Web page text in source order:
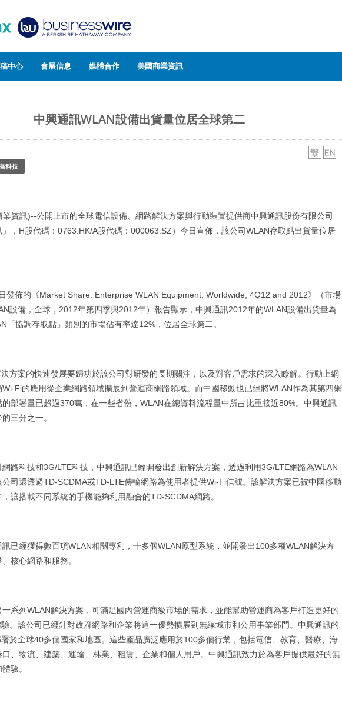
中心 會展信息 媒體合作 美國商業資訊
中興通訊WLAN設備出貨量位居全球第二
科技
資訊)--公開上市的全球電信設備、網路解決方案與行動裝置提供商中興通訊股份有限公司
」，H股代碼：0763.HK/A股代碼：000063.SZ）今日宣佈，該公司WLAN存取點出貨量位居
發佈的《Market Share: Enterprise WLAN Equipment, Worldwide, 4Q12 and 2012》（市場
設備，全球，2012年第四季與2012年）報告顯示，中興通訊2012年的WLAN設備出貨量為
「協調存取點」類別的市場佔有率達12%，位居全球第二。
方案的快速發展要歸功於該公司對研發的長期關注，以及對客戶需求的深入瞭解。行動上網
Fi的應用從企業網路領域擴展到營運商網路領域。而中國移動也已經將WLAN作為其第四網
部署量已超過370萬，在一些省份，WLAN在總資料流程量中所占比重接近80%。中興通訊
三分之一。
路科技和3G/LTE科技，中興通訊已經開發出創新解決方案，透過利用3G/LTE網路為WLAN
司還透過TD-SCDMA或TD-LTE傳輸網路為使用者提供Wi-Fi信號。該解決方案已被中國移動
讓搭載不同系統的手機能夠利用融合的TD-SCDMA網路。
已經獲得數百項WLAN相關專利，十多個WLAN原型系統，並開發出100多種WLAN解決方
核心網路和服務。
系列WLAN解決方案，可滿足國內營運商級市場的需求，並能幫助營運商為客戶打造更好的
。該公司已經針對政府網路和企業將這一優勢擴展到無線城市和公用事業部門。中興通訊的
於全球40多個國家和地區。這些產品廣泛應用於100多個行業，包括電信、教育、醫療、海
、物流、建築、運輸、林業、租賃、企業和個人用戶。中興通訊致力於為客戶提供最好的無
驗。